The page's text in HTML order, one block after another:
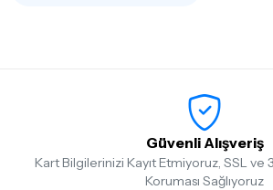
Güvenli Alışveriş
Kart Bilgilerinizi Kayıt Etmiyoruz, SSL ve
Koruması Sağlıyoruz